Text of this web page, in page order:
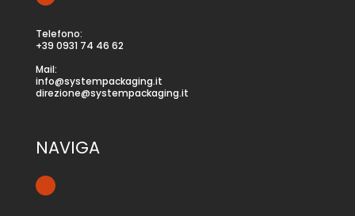
Telefono:
+39 0931 74 46 62
Mail:
info@systempackaging.it
direzione@systempackaging.it
NAVIGA